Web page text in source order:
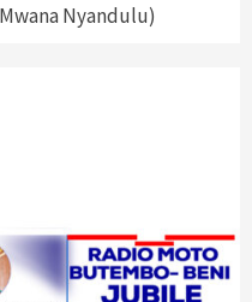
Nyandulu)